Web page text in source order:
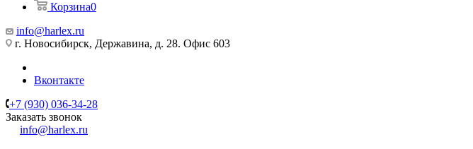
Корзина0
info@harlex.ru
г. Новосибирск, Державина, д. 28. Офис 603
Вконтакте
+7 (930) 036-34-28
Заказать звонок
info@harlex.ru